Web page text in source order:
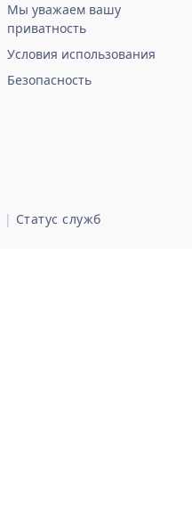
Мы уважаем вашу
приватность
Условия использования
Безопасность
| Статус служб